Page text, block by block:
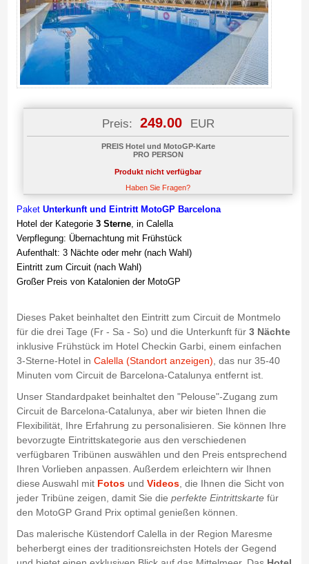
Preis: 249.00 EUR
PREIS Hotel und MotoGP-Karte
PRO PERSON
Produkt nicht verfügbar
Haben Sie Fragen?
Paket Unterkunft und Eintritt MotoGP Barcelona
Hotel der Kategorie 3 Sterne, in Calella
Verpflegung: Übernachtung mit Frühstück
Aufenthalt: 3 Nächte oder mehr (nach Wahl)
Eintritt zum Circuit (nach Wahl)
Großer Preis von Katalonien der MotoGP
Dieses Paket beinhaltet den Eintritt zum Circuit de Montmelo
für die drei Tage (Fr - Sa - So) und die Unterkunft für 3 Nächte
inklusive Frühstück im Hotel Checkin Garbi, einem einfachen
3-Sterne-Hotel in Calella (Standort anzeigen) , das nur 35-40
Minuten vom Circuit de Barcelona-Catalunya entfernt ist.
Unser Standardpaket beinhaltet den "Pelouse"-Zugang zum
Circuit de Barcelona-Catalunya, aber wir bieten Ihnen die
Flexibilität, Ihre Erfahrung zu personalisieren. Sie können Ihre
bevorzugte Eintrittskategorie aus den verschiedenen
verfügbaren Tribünen auswählen und den Preis entsprechend
Ihren Vorlieben anpassen. Außerdem erleichtern wir Ihnen
diese Auswahl mit Fotosund Videos, die Ihnen die Sicht von
jeder Tribüne zeigen, damit Sie die perfekte Eintrittskartefür
den MotoGP Grand Prix optimal genießen können.
Das malerische Küstendorf Calella in der Region Maresme
beherbergt eines der traditionsreichsten Hotels der Gegend